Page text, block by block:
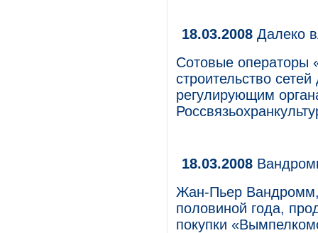
18.03.2008 Далеко
Сотовые операторы
строительство
регулирующим
18.03.2008
Жан-Пьер Вандромм,
половиной года,
покупки